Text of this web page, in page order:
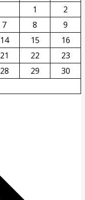
1
2
7 8
9
14 15
16
21 22
23
28 29
30